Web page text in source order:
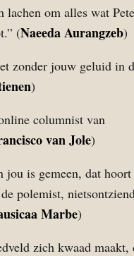
lachen om alles wat
(Naeeda Aurangzeb)
zonder jouw geluid in
)
columnist van
van Jole)
jou is gemeen, dat
polemist,
Marbe)
zich kwaad maakt,